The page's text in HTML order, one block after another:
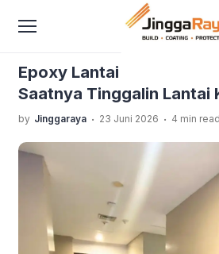
Blog Jinggaraya›Epoxy
Epoxy Lantai Kitchen
Saatnya Tinggalin Lantai
by Jinggaraya . 23 Juni 2026 . 4 min read